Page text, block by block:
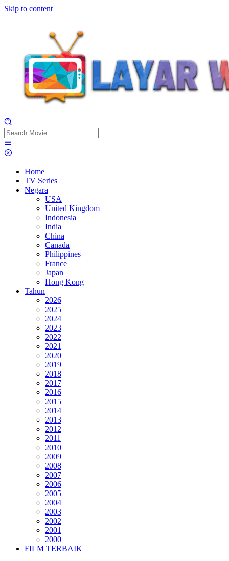
Skip to content
Home
TV Series
Negara
USA
United Kingdom
Indonesia
India
China
Canada
Philippines
France
Japan
Hong Kong
Tahun
2026
2025
2024
2023
2022
2021
2020
2019
2018
2017
2016
2015
2014
2013
2012
2011
2010
2009
2008
2007
2006
2005
2004
2003
2002
2001
2000
FILM TERBAIK